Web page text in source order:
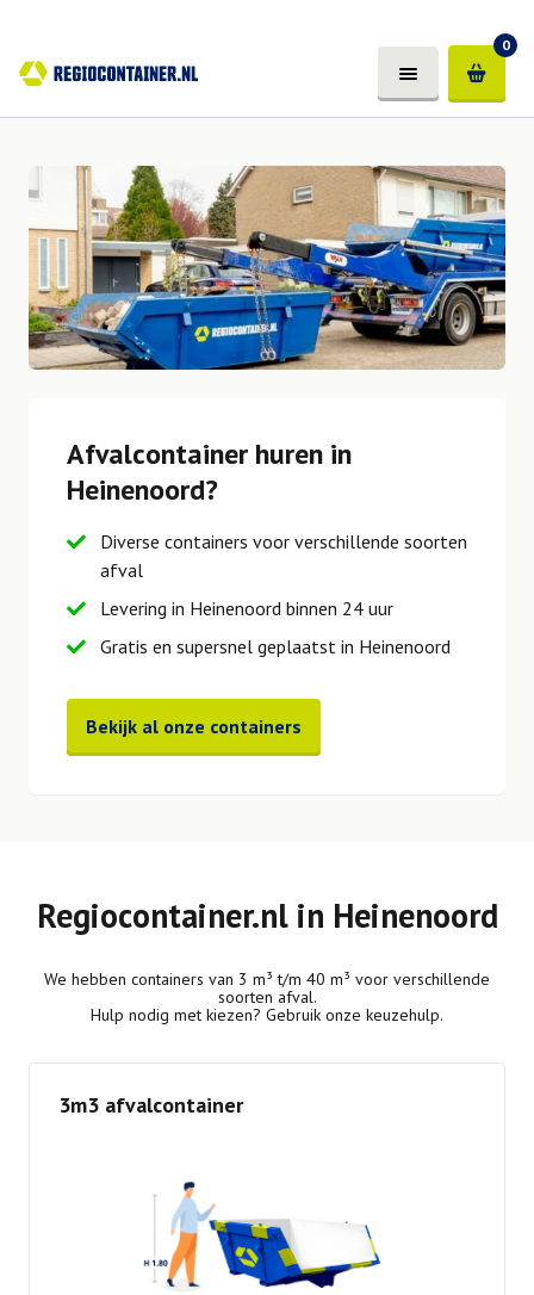
0
Afvalcontainer huren in
Heinenoord?
Diverse containers voor verschillende soorten
afval
Levering in Heinenoord binnen 24 uur
Gratis en supersnel geplaatst in Heinenoord
Bekijk al onze containers
Regiocontainer.nl in Heinenoord
We hebben containers van 3 m³ t/m 40 m³ voor verschillende
soorten afval.
Hulp nodig met kiezen? Gebruik onze keuzehulp.
3m3 afvalcontainer